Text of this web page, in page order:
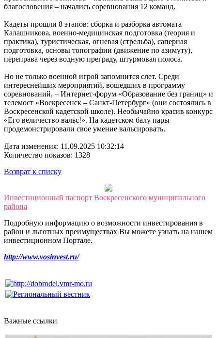
благословения – начались соревнования 12 команд.
Кадеты прошли 8 этапов: сборка и разборка автомата
Калашникова, военно-медицинская подготовка (теория и
практика), туристическая, огневая (стрельба), саперная
подготовка, основы топографии (движение по азимуту),
переправа через водную преграду, штурмовая полоса.
Но не только военной игрой запомнится слет. Среди
интереснейших мероприятий, вошедших в программу
соревнований, – Интернет-форум «Образование без границ» и
телемост «Воскресенск – Санкт-Петербург» (они состоялись в
Воскресенской кадетской школе). Необычайно красив конкурс
«Его величество вальс!». На кадетском балу пары
продемонстрировали свое умение вальсировать.
Дата изменения: 11.09.2025 10:32:14
Количество показов: 1328
Возврат к списку
Инвестиционный паспорт Воскресенского муниципального
района
Подробную информацию о возможности инвестирования в
район и льготных преимуществах Вы можете узнать на нашем
инвестиционном Портале.
http://www.vosinvest.ru/
Важные ссылки